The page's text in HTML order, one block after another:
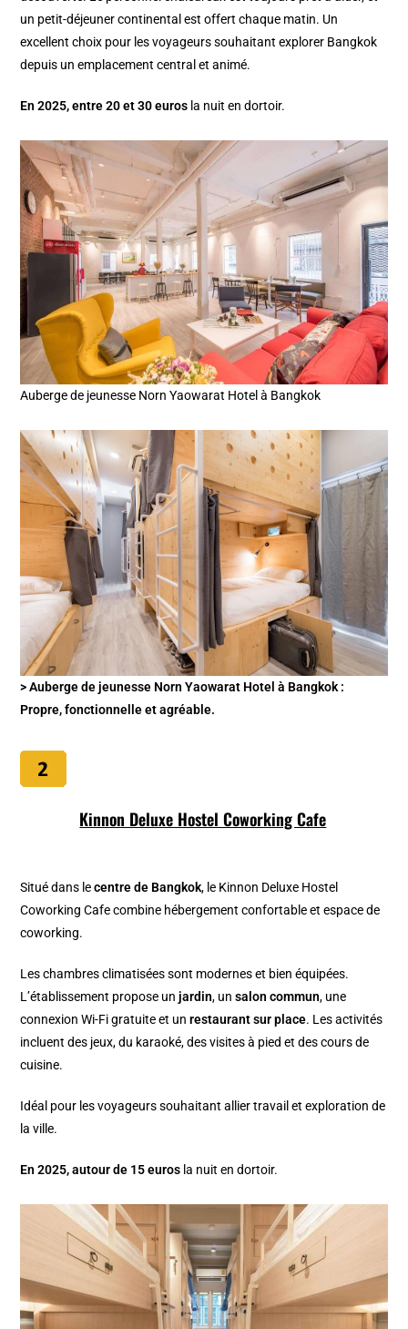
un petit-déjeuner continental est offert chaque matin. Un
excellent choix pour les voyageurs souhaitant explorer Bangkok
depuis un emplacement central et animé.
En 2025, entre 20 et 30 euros la nuit en dortoir.
Auberge de jeunesse Norn Yaowarat Hotel à Bangkok
> Auberge de jeunesse Norn Yaowarat Hotel à Bangkok :
Propre, fonctionnelle et agréable.
Kinnon Deluxe Hostel Coworking Cafe
Situé dans lecentre de Bangkok, le Kinnon Deluxe Hostel
Coworking Cafe combine hébergement confortable et espace de
coworking.
Les chambres climatisées sont modernes et bien équipées.
L’établissement propose un jardin, unsalon commun, une
connexion Wi-Fi gratuite et unrestaurant sur place. Les activités
incluent des jeux, du karaoké, des visites à pied et des cours de
cuisine.
Idéal pour les voyageurs souhaitant allier travail et exploration de
la ville.
En 2025, autour de 15 euros la nuit en dortoir.